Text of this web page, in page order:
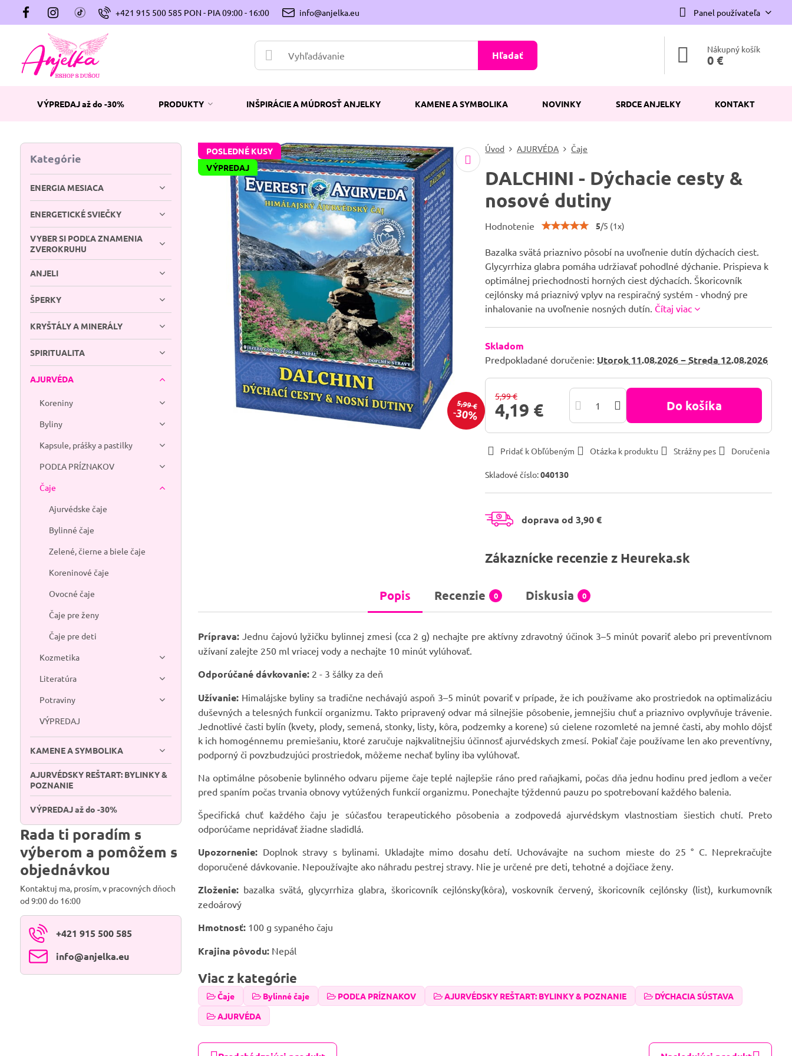
+421 915 500 585 PON - PIA 09:00 - 16:00 info@anjelka.eu Panel používateľa
Hľadať Nákupný košík
0 €
VÝPREDAJ až do -30% PRODUKTY INŠPIRÁCIE A MÚDROSŤ ANJELKY KAMENE A SYMBOLIKA NOVINKY SRDCE ANJELKY KONTAKT
POSLEDNÉ KUSY
VÝPREDAJ
5,99 €
30%
Úvod AJURVÉDA Čaje
DALCHINI - Dýchacie cesty &
nosové dutiny
Hodnotenie 5/5 (1x)
Bazalka svätá priaznivo pôsobí na uvoľnenie dutín dýchacích ciest.
Glycyrrhiza glabra​ pomáha udržiavať pohodlné dýchanie. Prispieva k
optimálnej priechodnosti horných ciest dýchacích. Škoricovník
cejlónsky má priaznivý vplyv na respiračný systém - vhodný pre
inhalovanie na uvoľnenie nosných dutín. Čítaj viac
Skladom
Predpokladané doručenie: Utorok 11.08.2026 −Streda 12.08.2026
5,99 €
4,19 € Do košíka
Pridať k Obľúbeným Otázka k produktu Strážny pes Doručenia
Skladové číslo:040130
doprava od 3,90 €
Zákaznícke recenzie z Heureka.sk
Popis Recenzie 0 Diskusia 0
Príprava: Jednu čajovú lyžičku bylinnej zmesi (cca 2 g) nechajte pre aktívny zdravotný účinok 3–5 minút povariť alebo pri preventívnom
užívaní zalejte 250 ml vriacej vody a nechajte 10 minút vylúhovať.
Odporúčané dávkovanie: 2 - 3 šálky za deň
Užívanie: Himalájske byliny sa tradične nechávajú aspoň 3–5 minút povariť v prípade, že ich používame ako prostriedok na optimalizáciu
duševných a telesných funkcií organizmu. Takto pripravený odvar má silnejšie pôsobenie, jemnejšiu chuť a priaznivo ovplyvňuje trávenie.
Jednotlivé časti bylín (kvety, plody, semená, stonky, listy, kôra, podzemky a korene) sú cielene rozomleté na jemné časti, aby mohlo dôjsť
k ich homogénnemu premiešaniu, ktoré zaručuje najkvalitnejšiu účinnosť ajurvédskych zmesí. Pokiaľ čaje používame len ako preventívny,
podporný či povzbudzujúci prostriedok, môžeme nechať byliny iba vylúhovať.
Na optimálne pôsobenie bylinného odvaru pijeme čaje teplé najlepšie ráno pred raňajkami, počas dňa jednu hodinu pred jedlom a večer
pred spaním počas trvania obnovy vytúžených funkcií organizmu. Ponechajte týždennú pauzu po spotrebovaní každého balenia.
Špecifická chuť každého čaju je súčasťou terapeutického pôsobenia a zodpovedá ajurvédskym vlastnostiam šiestich chutí. Preto
odporúčame nepridávať žiadne sladidlá.
Upozornenie: Doplnok stravy s bylinami. Ukladajte mimo dosahu detí. Uchovávajte na suchom mieste do 25 ° C. Neprekračujte
doporučené dávkovanie. Nepoužívajte ako náhradu pestrej stravy. Nie je určené pre deti, tehotné a dojčiace ženy.
Zloženie: bazalka svätá, glycyrrhiza glabra, škoricovník cejlónsky(kôra), voskovník červený, škoricovník cejlónsky (list), kurkumovník
zedoárový
Hmotnosť: 100 g sypaného čaju
Krajina pôvodu: Nepál
Viac z kategórie
Čaje Bylinné čaje PODĽA PRÍZNAKOV AJURVÉDSKY REŠTART: BYLINKY & POZNANIE
DÝCHACIA SÚSTAVA
AJURVÉDA
Kategórie
ENERGIA MESIACA
ENERGETICKÉ SVIEČKY
VYBER SI PODĽA ZNAMENIA
ZVEROKRUHU
ANJELI
ŠPERKY
KRYŠTÁLY A MINERÁLY
SPIRITUALITA
AJURVÉDA
Koreniny
Byliny
Kapsule, prášky a pastilky
PODĽA PRÍZNAKOV
Čaje
Ajurvédske čaje
Bylinné čaje
Zelené, čierne a biele čaje
Koreninové čaje
Ovocné čaje
Čaje pre ženy
Čaje pre deti
Kozmetika
Literatúra
Potraviny
VÝPREDAJ
KAMENE A SYMBOLIKA
AJURVÉDSKY REŠTART: BYLINKY &
POZNANIE
VÝPREDAJ až do -30%
Rada ti poradím s
výberom a pomôžem s
objednávkou
Kontaktuj ma, prosím, v pracovných dňoch
od 9:00 do 16:00
+421 915 500 585
info​@anjelka​.eu